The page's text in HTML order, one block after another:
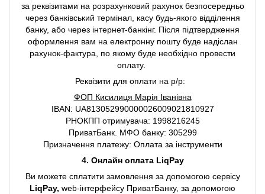
за реквізитами на розрахунковий рахунок безпосередньо
через банківський термінал, касу будь-якого відділення
банку, або через інтернет-банкінг. Після підтвердження
оформлення вам на електронну пошту буде надіслан
рахунок-фактура, по якому буде необхідно провести
оплату.
Реквізити для оплати на р/р:
ФОП Кисилиця Марія Іванівна
IBAN: UA813052990000026009021810927
РНОКПП отримувача: 1998216245
ПриватБанк. МФО банку: 305299
Призначення платежу: Оплата за інструменти
4. Онлайн оплата LiqPay
Ви можете сплатити замовлення за допомогою сервісу
LiqPay, web-інтерфейсу ПриватБанку, за допомогою